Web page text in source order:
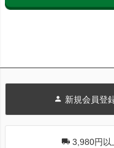
新規会員登
3,980円以